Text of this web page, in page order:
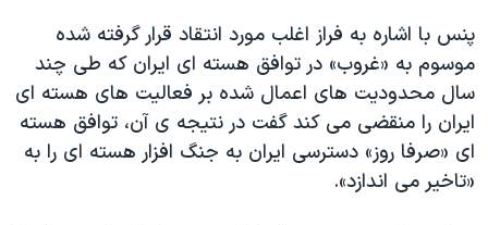
همایش محافظه‌کاران آمریکا «سی‌پک»
صفحه‌های ویژه
سفر پرزیدنت ترامپ به چین
پنس با اشاره به فراز اغلب مورد انتقاد قرار گرفته شده
موسوم به «غروب» در توافق هسته ای ایران که طی چند
سال محدودیت های اعمال شده بر فعالیت های هسته ای
ایران را منقضی می کند گفت در نتیجه ی آن، توافق هسته
ای «صرفا روز» دسترسی ایران به جنگ افزار هسته ای را به
«تاخیر می اندازد».